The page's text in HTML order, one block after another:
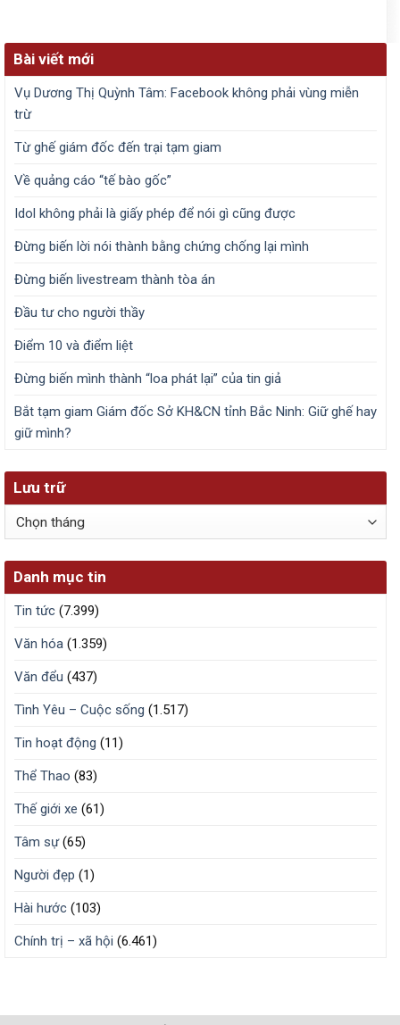
Bài viết mới
Vụ Dương Thị Quỳnh Tâm: Facebook không phải vùng miễn
trừ
Từ ghế giám đốc đến trại tạm giam
Về quảng cáo “tế bào gốc”
Idol không phải là giấy phép để nói gì cũng được
Đừng biến lời nói thành bằng chứng chống lại mình
Đừng biến livestream thành tòa án
Đầu tư cho người thầy
Điểm 10 và điểm liệt
Đừng biến mình thành “loa phát lại” của tin giả
Bắt tạm giam Giám đốc Sở KH&CN tỉnh Bắc Ninh: Giữ ghế hay
giữ mình?
Lưu trữ
Lưu
Danh mục tin
Tin tức (7.399)
Văn hóa (1.359)
Văn đểu (437)
Tình Yêu – Cuộc sống (1.517)
Tin hoạt động (11)
Thể Thao (83)
Thế giới xe (61)
Tâm sự(65)
Người đẹp (1)
Hài hước (103)
Chính trị – xã hội (6.461)